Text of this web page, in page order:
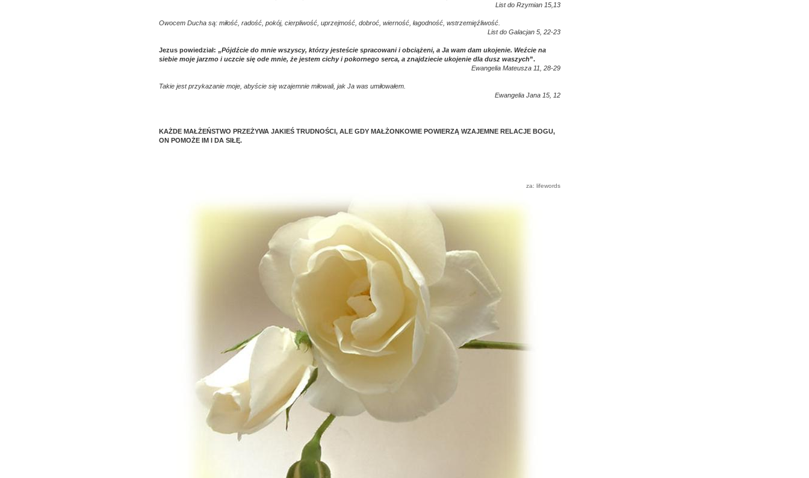
List do Rzymian 15,13
Owocem Ducha są: miłość, radość, pokój, cierpliwość, uprzejmość, dobroć, wierność, łagodność, wstrzemięźliwość.
List do Galacjan 5, 22-23
Jezus powiedział: „Pójdźcie do mnie wszyscy, którzy jesteście spracowani i obciążeni, a Ja wam dam ukojenie. Weźcie na
siebie moje jarzmo i uczcie się ode mnie, że jestem cichy i pokornego serca, a znajdziecie ukojenie dla dusz waszych”.
Ewangelia Mateusza 11, 28-29
Takie jest przykazanie moje, abyście się wzajemnie miłowali, jak Ja was umiłowałem.
Ewangelia Jana 15, 12
KAŻDE MAŁŻEŃSTWO PRZEŻYWA JAKIEŚ TRUDNOŚCI, ALE GDY MAŁŻONKOWIE POWIERZĄ WZAJEMNE RELACJE BOGU,
ON POMOŻE IM I DA SIŁĘ.
za: lifewords